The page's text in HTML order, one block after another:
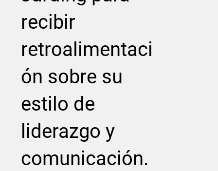
recibir
retroalimentaci
ón sobre su
estilo de
liderazgo y
comunicación.